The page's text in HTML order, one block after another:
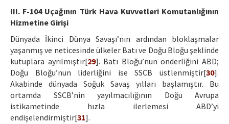
III. F-104 Uçağının Türk Hava Kuvvetleri Komutanlığının
Hizmetine Girişi
Dünyada İkinci Dünya Savaşı’nın ardından bloklaşmalar
yaşanmış ve neticesinde ülkeler Batı ve Doğu Bloğu şeklinde
kutuplara ayrılmıştır[29]. Batı Bloğu’nun önderliğini ABD;
Doğu Bloğu’nun liderliğini ise SSCB üstlenmiştir[30].
Akabinde dünyada Soğuk Savaş yılları başlamıştır. Bu
ortamda SSCB’nin yayılmacılığının Doğu Avrupa
istikametinde hızla ilerlemesi ABD’yi
endişelendirmiştir[31].